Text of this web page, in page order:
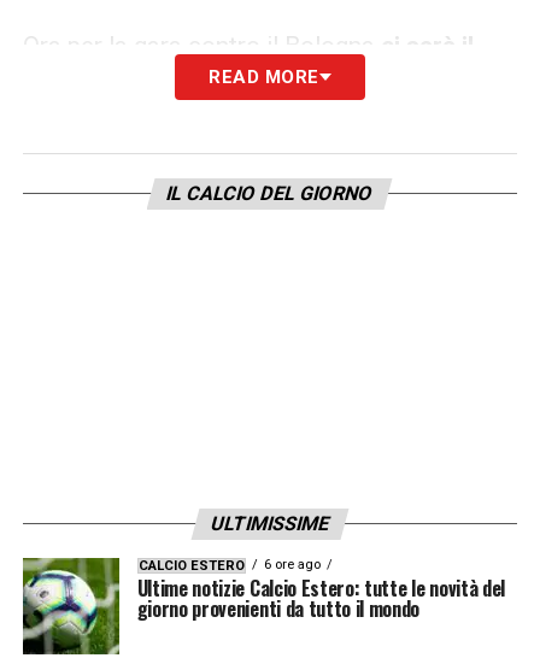
Ora per la gara contro il Bologna
ci sarà il
debutto nella nuova casa del Como
trascinare la formazioni di Fabregas verso la
prima vittoria casalinga.
READ MORE
IL CALCIO DEL GIORNO
ULTIMISSIME
CALCIO ESTERO 6 ore ago
Ultime notizie Calcio Estero: tutte le novità del
giorno provenienti da tutto il mondo